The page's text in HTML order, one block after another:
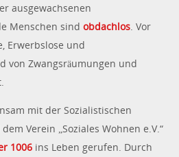
ausgewachsenen
Menschen sind obdachlos. Vor
Erwerbslose und
von Zwangsräumungen und
mit der Sozialistischen
Verein „Soziales Wohnen e.V.“
1006ins Leben gerufen. Durch